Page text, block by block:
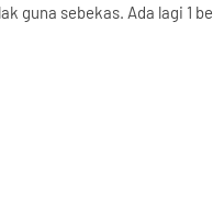
guna sebekas. Ada lagi 1